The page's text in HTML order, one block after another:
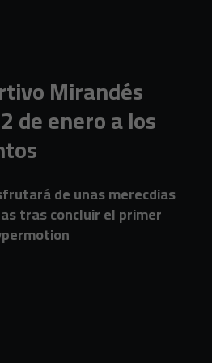
Mirandés
de enero a los
de unas merecdias
tras concluir el primer